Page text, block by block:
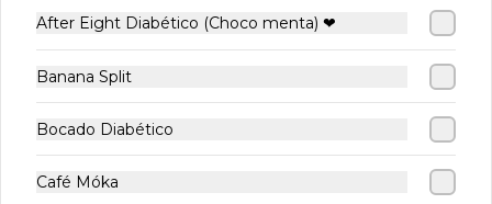
WAFFLES ARTESANALES🧇
-12% -10% -18%
After Eight Diabético (Choco menta) ❤
Banana Split
Bocado Diabético
Café Móka